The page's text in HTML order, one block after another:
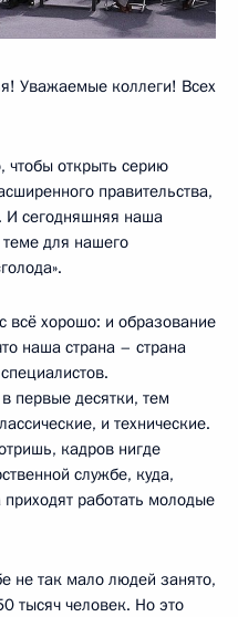
Уважаемые коллеги! Всех
чтобы открыть серию
правительства,
И сегодняшняя наша
для нашего
всё хорошо: и образование
наша страна – страна
первые десятки, тем
и технические.
кадров нигде
службе, куда,
работать молодые
не так мало людей занято,
тысяч человек. Но это